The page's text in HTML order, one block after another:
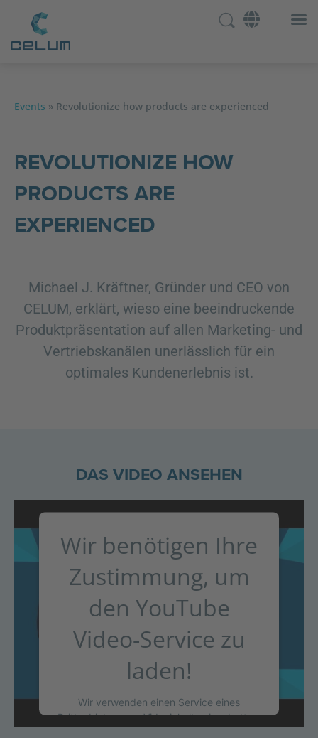
Events » Revolutionize how products are experienced
REVOLUTIONIZE HOW
PRODUCTS ARE
EXPERIENCED
Michael J. Kräftner, Gründer und CEO von
CELUM, erklärt, wieso eine beeindruckende
Produktpräsentation auf allen Marketing- und
Vertriebskanälen unerlässlich für ein
optimales Kundenerlebnis ist.
DAS VIDEO ANSEHEN
Wir benötigen Ihre
Zustimmung, um
den YouTube
Video-Service zu
laden!
Wir verwenden einen Service eines
Drittanbieters, um Videoinhalte einzubetten.